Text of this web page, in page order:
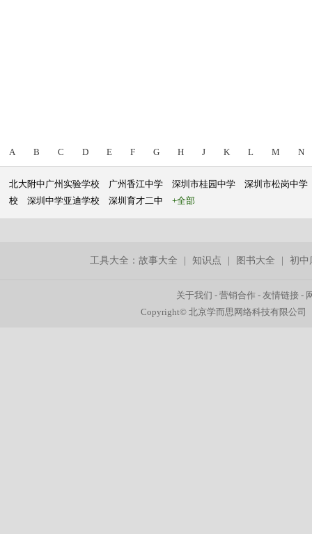
A B C D E F G H J K L M N
北大附中广州实验学校 广州香江中学 深圳市桂园中学
深圳市松岗中学
校
深圳中学亚迪学校 深圳育才二中 +全部
工具大全：故事大全 |知识点 图书大全 |初中
关于我们 -营销合作 -友情链接 -
Copyright© 北京学而思网络科技有限公司